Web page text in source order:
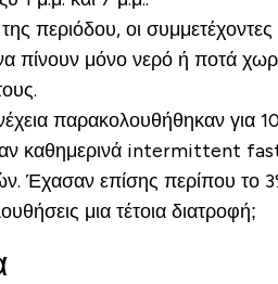
της περιόδου, οι
πίνουν μόνο νερό ή ποτά
παρακολουθήθηκαν για
καθημερινά intermittent
Έχασαν επίσης περίπου το
μια τέτοια διατροφή;